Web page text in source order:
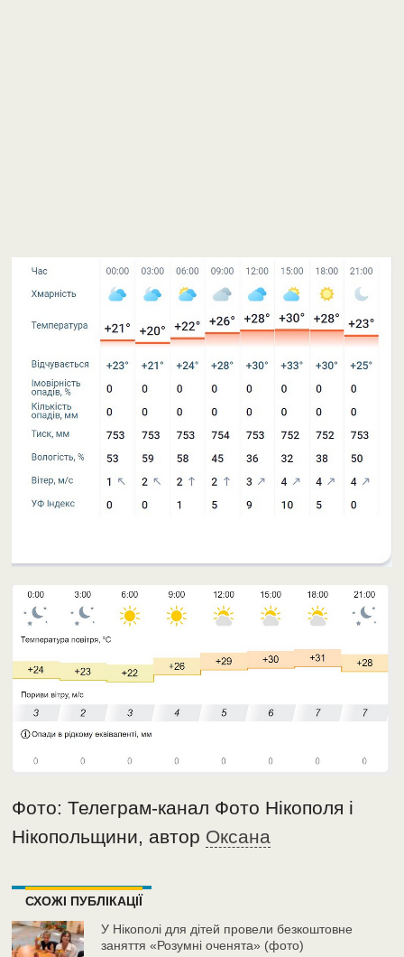
Фото: Телеграм-канал Фото Нікополя і
Нікопольщини, автор Оксана
СХОЖІ ПУБЛІКАЦІЇ
У Нікополі для дітей провели безкоштовне
заняття «Розумні оченята» (фото)